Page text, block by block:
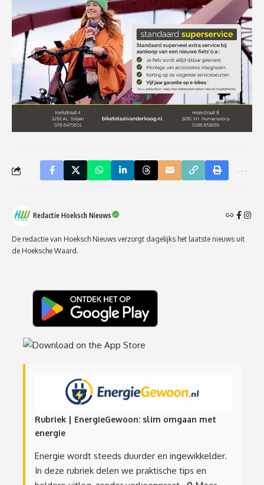
Redactie Hoeksch Nieuws
De redactie van Hoeksch Nieuws verzorgt dagelijks het laatste nieuws uit
de Hoeksche Waard.
Rubriek | EnergieGewoon: slim omgaan met
energie
Energie wordt steeds duurder en ingewikkelder.
In deze rubriek delen we praktische tips en